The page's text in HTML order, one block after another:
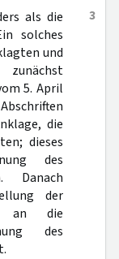
3
als die
solches
und
5. April
die
dieses
des
Danach
der
an die
des